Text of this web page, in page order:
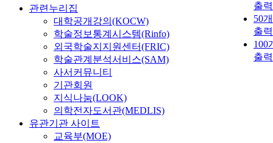
출력
50
출력
100
출력
관련누리집
대학공개강의(KOCW)
학술정보통계시스템(Rinfo)
외국학술지지원센터(FRIC)
학술관계분석서비스(SAM)
사서커뮤니티
기관회원
지식나눔(LOOK)
의학전자도서관(MEDLIS)
유관기관 사이트
교육부(MOE)